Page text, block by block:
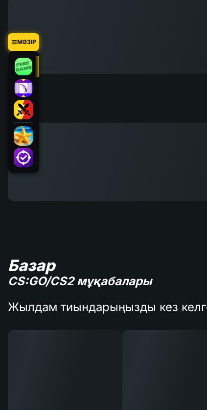
МӘЗІР
Базар
CS:GO/CS2 мұқабалары
Жылдам тиындарыңызды кез